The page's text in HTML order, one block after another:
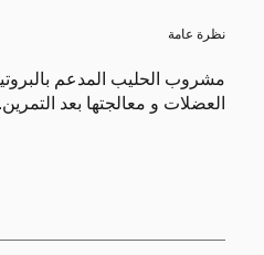
نظرة عامة
مشروب الحليب المدعم
العضلات و معالجتها بعد التمرين.